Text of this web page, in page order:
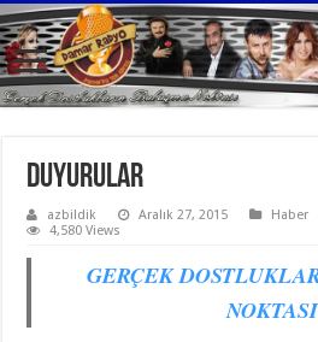
Duyurular
azbildik Aralık 27, 2015 Haber
4,580 Views
GERÇEK
NOKTASI